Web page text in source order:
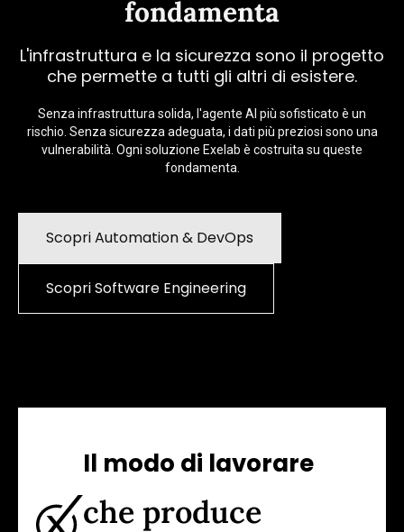
fondamenta
L'infrastruttura e la sicurezza sono il progetto
che permette a tutti gli altri di esistere.
Senza infrastruttura solida, l'agente AI più sofisticato è un
rischio. Senza sicurezza adeguata, i dati più preziosi sono una
vulnerabilità. Ogni soluzione Exelab è costruita su queste
fondamenta.
Scopri Automation & DevOps
Scopri Software Engineering
Il modo di lavorare
che produce